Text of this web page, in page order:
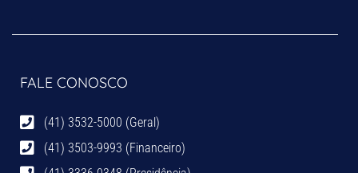
FALE CONOSCO
(41) 3532-5000 (Geral)
(41) 3503-9993 (Financeiro)